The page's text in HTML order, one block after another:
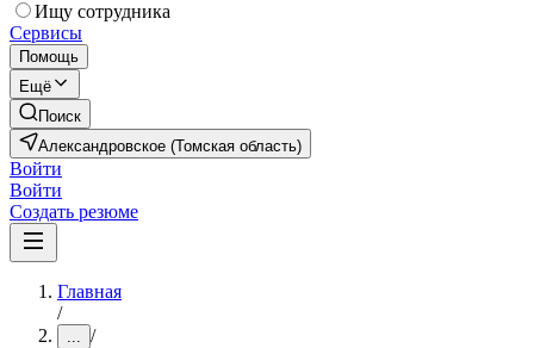
Ищу сотрудника
Сервисы
Помощь
Ещё
Поиск
Александровское (Томская область)
Войти
Войти
Создать резюме
Главная
/
... /